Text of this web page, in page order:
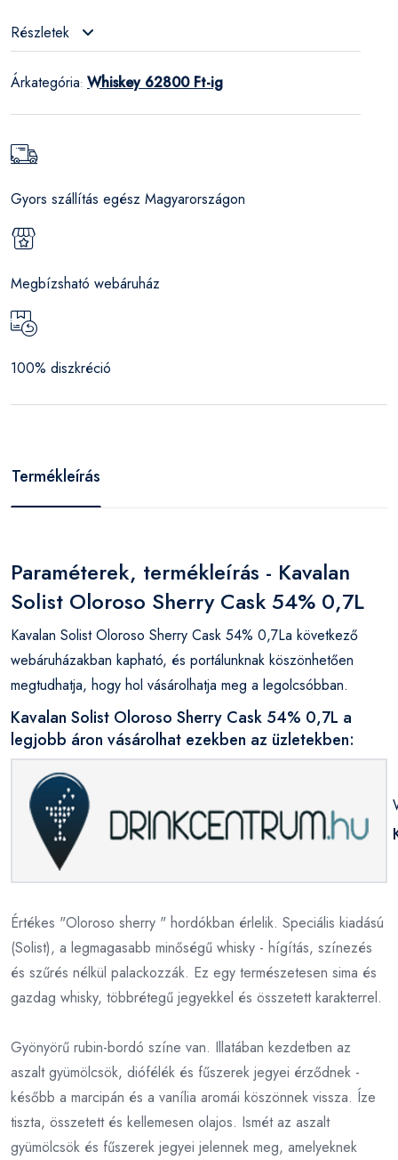
Részletek
Árkategória: Whiskey 62800 Ft-ig
Gyors szállítás egész Magyarországon
Megbízsható webáruház
100% diszkréció
Termékleírás
Paraméterek, termékleírás - Kavalan
Solist Oloroso Sherry Cask 54% 0,7L
Kavalan Solist Oloroso Sherry Cask 54% 0,7La következő
webáruházakban kapható, és portálunknak köszönhetően
megtudhatja, hogy hol vásárolhatja meg a legolcsóbban.
Kavalan Solist Oloroso Sherry Cask 54% 0,7L a
legjobb áron vásárolhat ezekben az üzletekben:
Értékes "Oloroso sherry " hordókban érlelik. Speciális kiadású
(Solist), a legmagasabb minőségű whisky - hígítás, színezés
és szűrés nélkül palackozzák. Ez egy természetesen sima és
gazdag whisky, többrétegű jegyekkel és összetett karakterrel.
Gyönyörű rubin-bordó színe van. Illatában kezdetben az
aszalt gyümölcsök, diófélék és fűszerek jegyei érződnek -
később a marcipán és a vanília aromái köszönnek vissza. Íze
tiszta, összetett és kellemesen olajos. Ismét az aszalt
gyümölcsök és fűszerek jegyei jelennek meg, amelyeknek